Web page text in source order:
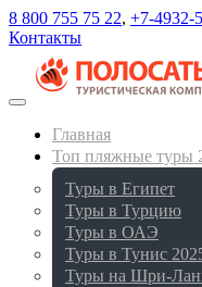
8 800 755 75 22, +7-4932-
Контакты
Главная
Топ пляжные туры
Туры в Египет
Туры в Турцию
Туры в ОАЭ
Туры в Тунис
Туры на Шри-